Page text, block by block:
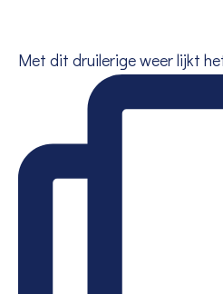
Met dit druilerige weer lijkt